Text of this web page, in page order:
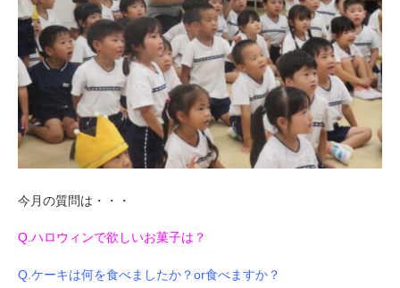
今月の質問は・・・
Q.ハロウィンで欲しいお菓子は？
Q.ケーキは何を食べましたか？or食べますか？